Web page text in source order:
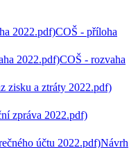
COŠ - příloha
COŠ - rozvaha
Návrh